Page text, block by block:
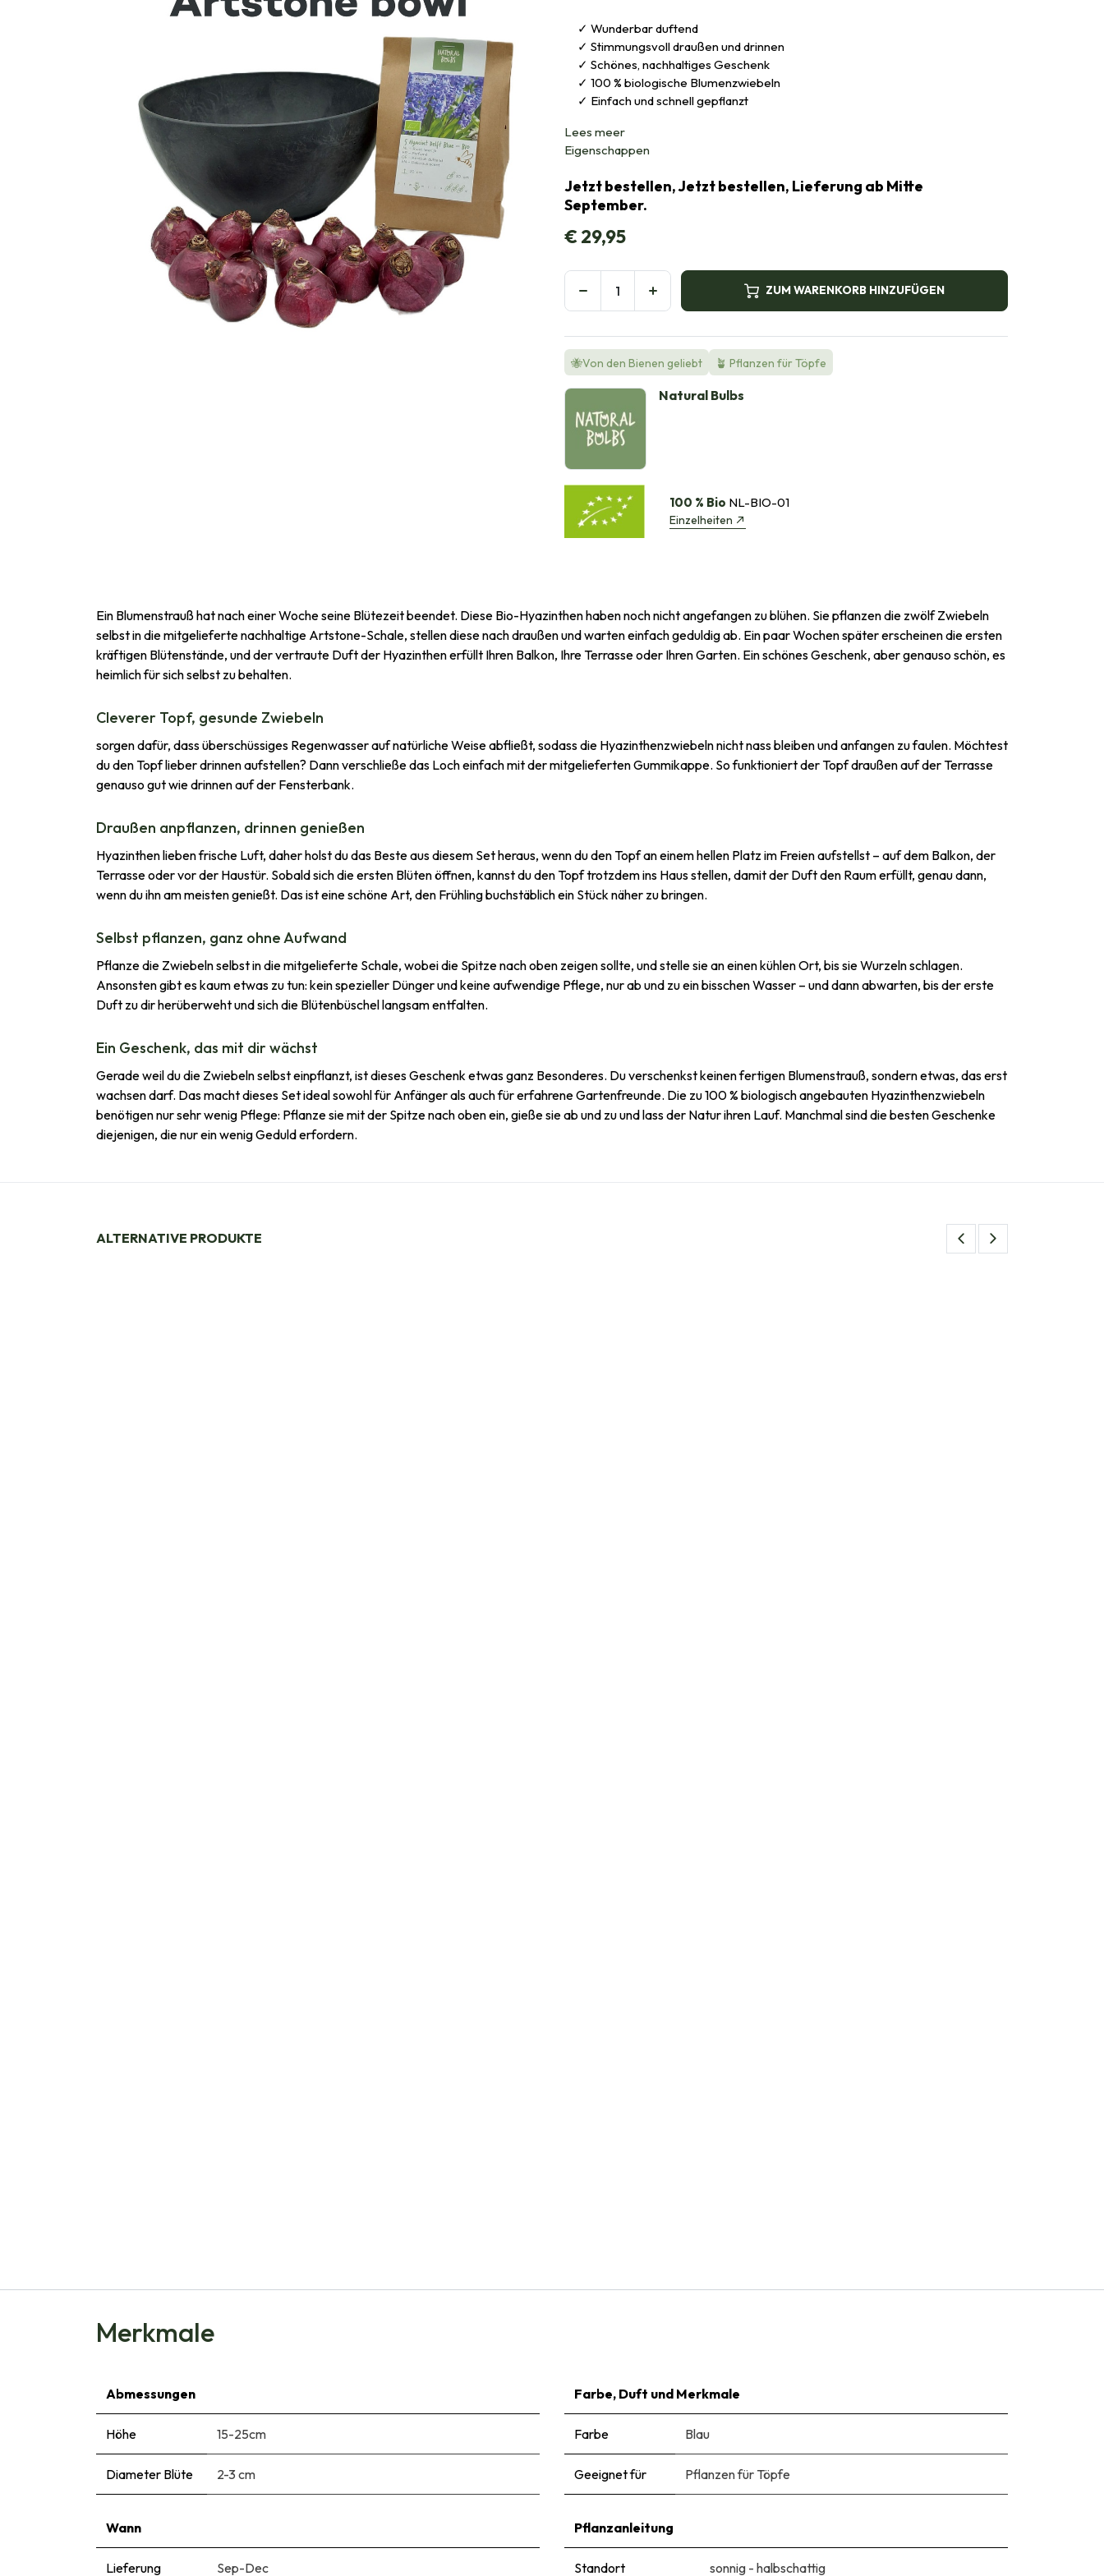
Wunderbar duftend
Stimmungsvoll draußen und drinnen
Schönes, nachhaltiges Geschenk
100 % biologische Blumenzwiebeln
Einfach und schnell gepflanzt
Lees meer
Eigenschappen
Jetzt bestellen, Jetzt bestellen, Lieferung ab Mitte
September.
€29,95
ZUM WARENKORB HINZUFÜGEN
🐝Von den Bienen geliebt 🪴 Pflanzen für Töpfe
Natural Bulbs
100 % Bio NL-BIO-01
Einzelheiten
Ein Blumenstrauß hat nach einer Woche seine Blütezeit beendet. Diese Bio-Hyazinthen haben noch nicht angefangen zu blühen. Sie pflanzen die zwölf Zwiebeln
selbst in die mitgelieferte nachhaltige Artstone-Schale, stellen diese nach draußen und warten einfach geduldig ab. Ein paar Wochen später erscheinen die ersten
kräftigen Blütenstände, und der vertraute Duft der Hyazinthen erfüllt Ihren Balkon, Ihre Terrasse oder Ihren Garten. Ein schönes Geschenk, aber genauso schön, es
heimlich für sich selbst zu behalten.
Cleverer Topf, gesunde Zwiebeln
sorgen dafür, dass überschüssiges Regenwasser auf natürliche Weise abfließt, sodass die Hyazinthenzwiebeln nicht nass bleiben und anfangen zu faulen. Möchtest
du den Topf lieber drinnen aufstellen? Dann verschließe das Loch einfach mit der mitgelieferten Gummikappe. So funktioniert der Topf draußen auf der Terrasse
genauso gut wie drinnen auf der Fensterbank.
Draußen anpflanzen, drinnen genießen
Hyazinthen lieben frische Luft, daher holst du das Beste aus diesem Set heraus, wenn du den Topf an einem hellen Platz im Freien aufstellst – auf dem Balkon, der
Terrasse oder vor der Haustür. Sobald sich die ersten Blüten öffnen, kannst du den Topf trotzdem ins Haus stellen, damit der Duft den Raum erfüllt, genau dann,
wenn du ihn am meisten genießt. Das ist eine schöne Art, den Frühling buchstäblich ein Stück näher zu bringen.
Selbst pflanzen, ganz ohne Aufwand
Pflanze die Zwiebeln selbst in die mitgelieferte Schale, wobei die Spitze nach oben zeigen sollte, und stelle sie an einen kühlen Ort, bis sie Wurzeln schlagen.
Ansonsten gibt es kaum etwas zu tun: kein spezieller Dünger und keine aufwendige Pflege, nur ab und zu ein bisschen Wasser – und dann abwarten, bis der erste
Duft zu dir herüberweht und sich die Blütenbüschel langsam entfalten.
Ein Geschenk, das mit dir wächst
Gerade weil du die Zwiebeln selbst einpflanzt, ist dieses Geschenk etwas ganz Besonderes. Du verschenkst keinen fertigen Blumenstrauß, sondern etwas, das erst
wachsen darf. Das macht dieses Set ideal sowohl für Anfänger als auch für erfahrene Gartenfreunde. Die zu 100 % biologisch angebauten Hyazinthenzwiebeln
benötigen nur sehr wenig Pflege: Pflanze sie mit der Spitze nach oben ein, gieße sie ab und zu und lass der Natur ihren Lauf. Manchmal sind die besten Geschenke
diejenigen, die nur ein wenig Geduld erfordern.
ALTERNATIVE PRODUKTE
Merkmale
Abmessungen
Höhe 15-25cm
Diameter Blüte 2-3 cm
Farbe, Duft und Merkmale
Farbe Blau
Geeignet für Pflanzen für Töpfe
Wann
Lieferung Sep-Dec
Pflanzanleitung
Standort sonnig - halbschattig